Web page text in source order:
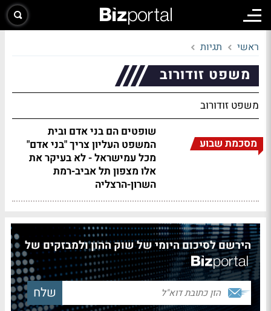
ראשי תגיות
משפט זודורוב
משפט זודורוב
מסכמת שבוע
שופטים הם בני אדם ובית
המשפט העליון צריך "בני אדם"
מכל עמישראל - לא בעיקר את
אלו מצפון תל אביב-רמת
השרון-הרצליה
הירשם לסיכום היומי של שוק ההון ולמבזקים של